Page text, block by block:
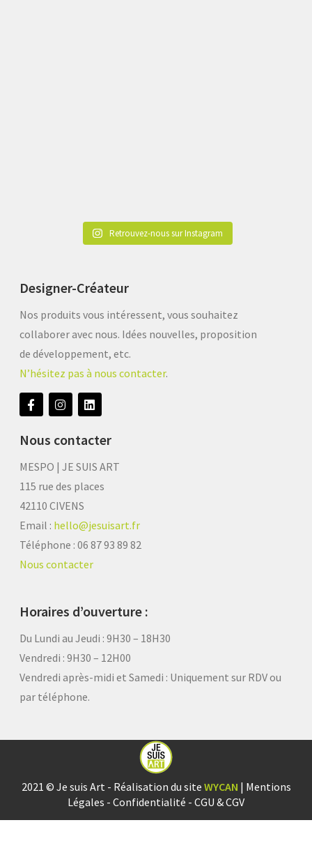
Retrouvez-nous sur Instagram
Designer-Créateur
Nos produits vous intéressent, vous souhaitez
collaborer avec nous. Idées nouvelles, proposition
de développement, etc.
N’hésitez pas à nous contacter.
Nous contacter
MESPO | JE SUIS ART
115 rue des places
42110 CIVENS
Email : hello@jesuisart.fr
Téléphone : 06 87 93 89 82
Nous contacter
Horaires d’ouverture :
Du Lundi au Jeudi : 9H30 – 18H30
Vendredi : 9H30 – 12H00
Vendredi après-midi et Samedi : Uniquement sur RDV ou
par téléphone.
2021 © Je suis Art - Réalisation du site WYCAN | Mentions
Légales - Confidentialité - CGU & CGV